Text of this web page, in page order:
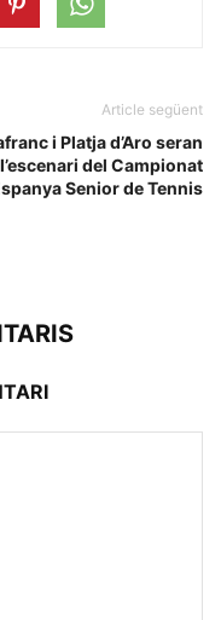
Article següent
i Platja d’Aro seran
l’escenari del Campionat
Senior de Tennis